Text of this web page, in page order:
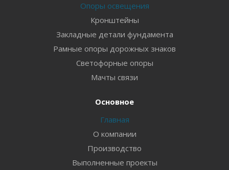
Опоры освещения
Кронштейны
Закладные детали фундамента
Рамные опоры дорожных знаков
Светофорные опоры
Мачты связи
Основное
Главная
О компании
Производство
Выполненные проекты